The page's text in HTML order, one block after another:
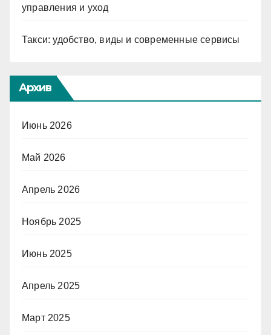
управления и уход
Такси: удобство, виды и современные сервисы
Архив
Июнь 2026
Май 2026
Апрель 2026
Ноябрь 2025
Июнь 2025
Апрель 2025
Март 2025